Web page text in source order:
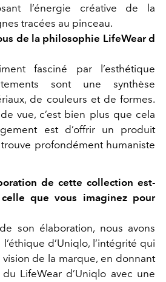
l’énergie créative de la
tracées au pinceau.
de la philosophie LifeWear d
fasciné par l’esthétique
sont une synthèse
de couleurs et de formes.
vue, c’est bien plus que cela
est d’offrir un produit
profondément humaniste
de cette collection est-
que vous imaginez pour
son élaboration, nous avons
d’Uniqlo, l’intégrité qui
de la marque, en donnant
du LifeWear d’Uniqlo avec une